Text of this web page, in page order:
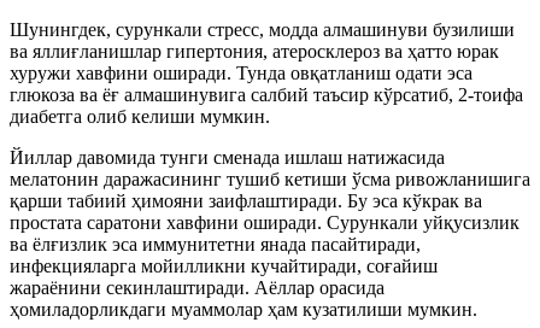
Шунингдек, сурункали стресс, модда алмашинуви бузилиши
ва яллиғланишлар гипертония, атеросклероз ва ҳатто юрак
хуружи хавфини оширади. Тунда овқатланиш одати эса
глюкоза ва ёғ алмашинувига салбий таъсир кўрсатиб, 2-тоифа
диабетга олиб келиши мумкин.
Йиллар давомида тунги сменада ишлаш натижасида
мелатонин даражасининг тушиб кетиши ўсма ривожланишига
қарши табиий ҳимояни заифлаштиради. Бу эса кўкрак ва
простата саратони хавфини оширади. Сурункали уйқусизлик
ва ёлғизлик эса иммунитетни янада пасайтиради,
инфекцияларга мойилликни кучайтиради, соғайиш
жараёнини секинлаштиради. Аёллар орасида
ҳомиладорликдаги муаммолар ҳам кузатилиши мумкин.